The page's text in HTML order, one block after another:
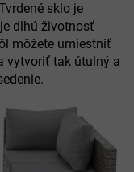
sklo je
dlhú životnosť
môžete umiestniť
vytvoriť tak útulný a